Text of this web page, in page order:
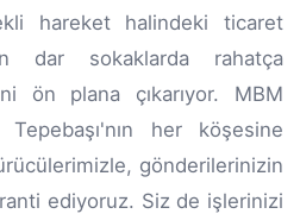
hareket halindeki ticaret
dar sokaklarda rahatça
ön plana çıkarıyor. MBM
her köşesine
gönderilerinizin
ediyoruz. Siz de işlerinizi